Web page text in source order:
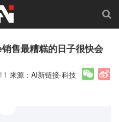
售最糟糕的日子很快会
来源：AI新链接-科技